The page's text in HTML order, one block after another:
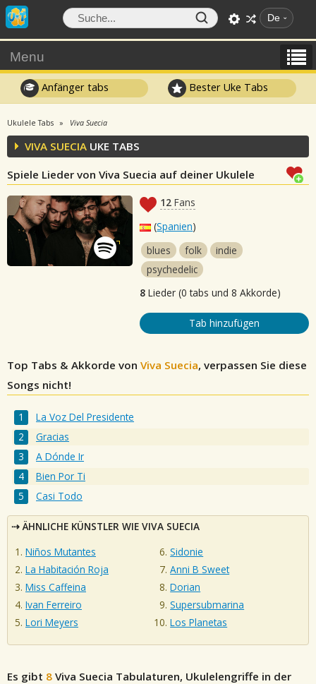
De
Menu
Anfänger tabs Bester Uke Tabs
Ukulele Tabs Viva Suecia
VIVA SUECIA UKE TABS
Spiele Lieder von Viva Suecia auf deiner Ukulele
12 Fans
(Spanien)
blues
folk
indie
psychedelic
8 Lieder (0 tabs und 8 Akkorde)
Tab hinzufügen
Top Tabs & Akkorde von Viva Suecia, verpassen Sie diese
Songs nicht!
La Voz Del Presidente
Gracias
A Dónde Ir
Bien Por Ti
Casi Todo
ÄHNLICHE KÜNSTLER WIE VIVA SUECIA
Niños Mutantes
La Habitación Roja
Miss Caffeina
Ivan Ferreiro
Lori Meyers
Sidonie
Anni B Sweet
Dorian
Supersubmarina
Los Planetas
Es gibt 8 Viva Suecia Tabulaturen, Ukulelengriffe in der